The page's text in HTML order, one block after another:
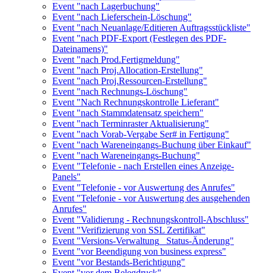
Event "nach Lagerbuchung"
Event "nach Lieferschein-Löschung"
Event "nach Neuanlage/Editieren Auftragsstückliste"
Event "nach PDF-Export (Festlegen des PDF-
Dateinamens)"
Event "nach Prod.Fertigmeldung"
Event "nach Proj.Allocation-Erstellung"
Event "nach Proj.Ressourcen-Erstellung"
Event "nach Rechnungs-Löschung"
Event "Nach Rechnungskontrolle Lieferant"
Event "nach Stammdatensatz speichern"
Event "nach Terminraster Aktualisierung"
Event "nach Vorab-Vergabe Ser# in Fertigung"
Event "nach Wareneingangs-Buchung über Einkauf"
Event "nach Wareneingangs-Buchung"
Event "Telefonie - nach Erstellen eines Anzeige-
Panels"
Event "Telefonie - vor Auswertung des Anrufes"
Event "Telefonie - vor Auswertung des ausgehenden
Anrufes"
Event "Validierung - Rechnungskontroll-Abschluss"
Event "Verifizierung von SSL Zertifikat"
Event "Versions-Verwaltung_ Status-Änderung"
Event "vor Beendigung von business express"
Event "vor Bestands-Berichtigung"